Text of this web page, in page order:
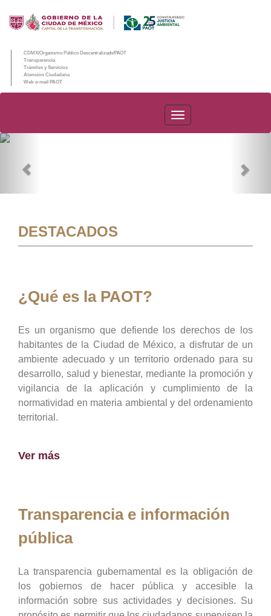
CDMX/Organismo Público Descentralizado/PAOT
Transparencia
Trámites y Servicios
Atención Ciudadana
Web e-mail PAOT
PAOT
DESTACADOS
¿Qué es la PAOT?
Es un organismo que defiende los derechos de los
habitantes de la Ciudad de México, a disfrutar de un
ambiente adecuado y un territorio ordenado para su
desarrollo, salud y bienestar, mediante la promoción y
vigilancia de la aplicación y cumplimiento de la
normatividad en materia ambiental y del ordenamiento
territorial.
Ver más
Transparencia e información
pública
La transparencia gubernamental es la obligación de
los gobiernos de hacer pública y accesible la
información sobre sus actividades y decisiones. Su